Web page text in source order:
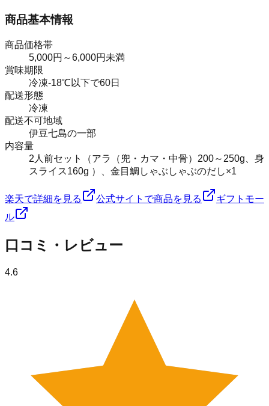
商品基本情報
商品価格帯
5,000円～6,000円未満
賞味期限
冷凍-18℃以下で60日
配送形態
冷凍
配送不可地域
伊豆七島の一部
内容量
2人前セット（アラ（兜・カマ・中骨）200～250g、身
スライス160g ）、金目鯛しゃぶしゃぶのだし×1
楽天で詳細を見る 公式サイトで商品を見る
ギフトモー
ル
口コミ・レビュー
4.6